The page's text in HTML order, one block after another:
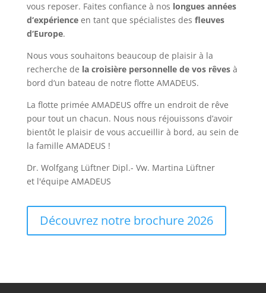
vous reposer. Faites confiance à nos longues années
d‘expérienceen tant que spécialistes des fleuves
d‘Europe.
Nous vous souhaitons beaucoup de plaisir à la
recherche de la croisière personnelle de vos rêvesà
bord d‘un bateau de notre flotte AMADEUS.
La flotte primée AMADEUS offre un endroit de rêve
pour tout un chacun. Nous nous réjouissons d’avoir
bientôt le plaisir de vous accueillir à bord, au sein de
la famille AMADEUS !
Dr. Wolfgang Lüftner Dipl.- Vw. Martina Lüftner
et l'équipe AMADEUS
Découvrez notre brochure 2026